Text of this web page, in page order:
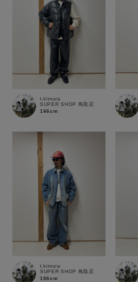
t.kimura
SUPER SHOP 鳥取店
166cm
t.kimura
SUPER SHOP 鳥取店
166cm